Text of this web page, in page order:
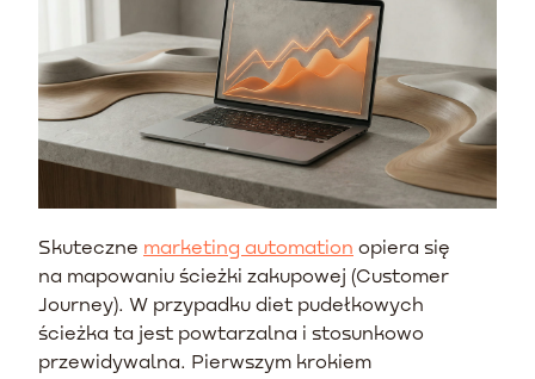
Skuteczne marketing automation opiera się
na mapowaniu ścieżki zakupowej (Customer
Journey). W przypadku diet pudełkowych
ścieżka ta jest powtarzalna i stosunkowo
przewidywalna. Pierwszym krokiem